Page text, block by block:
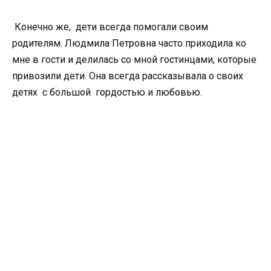
Конечно же, дети всегда помогали своим
родителям. Людмила Петровна часто приходила ко
мне в гости и делилась со мной гостинцами, которые
привозили дети. Она всегда рассказывала о своих
детях с большой гордостью и любовью.